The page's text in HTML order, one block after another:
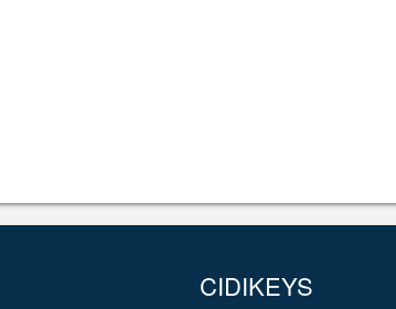
CIDIKEYS